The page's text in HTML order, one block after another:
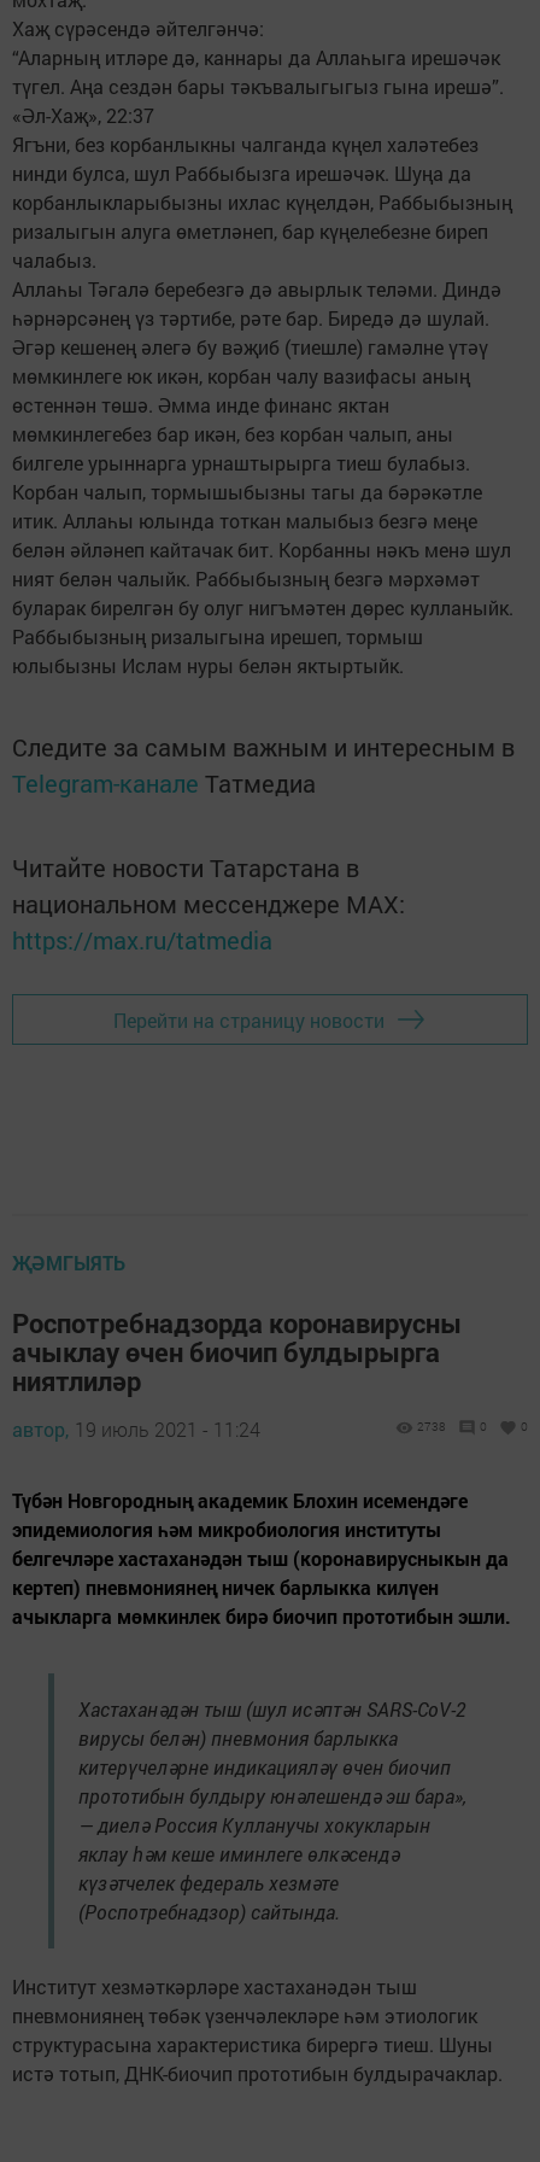
Хаҗ сүрәсендә әйтелгәнчә:
“Аларның итләре дә, каннары да Аллаһыга ирешәчәк
түгел. Аңа сездән бары тәкъвалыгыгыз гына ирешә”.
«Әл-Хаҗ», 22:37
Ягъни, без корбанлыкны чалганда күңел халәтебез
нинди булса, шул Раббыбызга ирешәчәк. Шуңа да
корбанлыкларыбызны ихлас күңелдән, Раббыбызның
ризалыгын алуга өметләнеп, бар күңелебезне биреп
чалабыз.
Аллаһы Тәгалә беребезгә дә авырлык теләми. Диндә
һәрнәрсәнең үз тәртибе, рәте бар. Биредә дә шулай.
Әгәр кешенең әлегә бу вәҗиб (тиешле) гамәлне үтәү
мөмкинлеге юк икән, корбан чалу вазифасы аның
өстеннән төшә. Әмма инде финанс яктан
мөмкинлегебез бар икән, без корбан чалып, аны
билгеле урыннарга урнаштырырга тиеш булабыз.
Корбан чалып, тормышыбызны тагы да бәрәкәтле
итик. Аллаһы юлында тоткан малыбыз безгә меңе
белән әйләнеп кайтачак бит. Корбанны нәкъ менә шул
ният белән чалыйк. Раббыбызның безгә мәрхәмәт
буларак бирелгән бу олуг нигъмәтен дөрес кулланыйк.
Раббыбызның ризалыгына ирешеп, тормыш
юлыбызны Ислам нуры белән яктыртыйк.
Следите за самым важным и интересным в
Telegram-канале Татмедиа
Читайте новости Татарстана в
национальном мессенджере MАХ:
https://max.ru/tatmedia
Перейти на страницу новости
ҖӘМГЫЯТЬ
Роспотребнадзорда коронавирусны
ачыклау өчен биочип булдырырга
ниятлиләр
автор, 19 июль 2021 - 11:24 2738 0 0
Түбән Новгородның академик Блохин исемендәге
эпидемиология һәм микробиология институты
белгечләре хастаханәдән тыш (коронавирусныкын да
кертеп) пневмониянең ничек барлыкка килүен
ачыкларга мөмкинлек бирә биочип прототибын эшли.
Хастаханәдән тыш (шул исәптән SARS-CoV-2
вирусы белән) пневмония барлыкка
китерүчеләрне индикацияләү өчен биочип
прототибын булдыру юнәлешендә эш бара»,
— диелә Россия Кулланучы хокукларын
яклау һәм кеше иминлеге өлкәсендә
күзәтчелек федераль хезмәте
(Роспотребнадзор) сайтында.
Институт хезмәткәрләре хастаханәдән тыш
пневмониянең төбәк үзенчәлекләре һәм этиологик
структурасына характеристика бирергә тиеш. Шуны
истә тотып, ДНК-биочип прототибын булдырачаклар.